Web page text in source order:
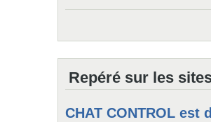
Repéré sur les
CHAT CONTROL